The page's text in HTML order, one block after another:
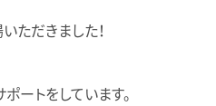
ただきました！
ートをしています。